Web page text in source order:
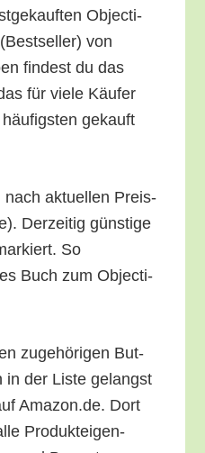
Objec­ti­
von
fin­dest du das
für vie­le Käu­fer
gekauft
nach aktu­el­len Preis­
Der­zei­tig güns­ti­ge
So
Buch zum Objec­ti­
zuge­hö­ri­gen But­
in der Lis­te gelangst
Amazon.de. Dort
Pro­duk­tei­gen­